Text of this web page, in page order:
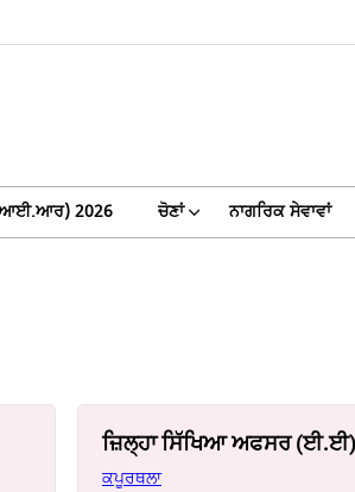
2026 ਚੋਣਾਂ ਨਾਗਰਿਕ ਸੇਵਾਵਾਂ
ਜ਼ਿਲ੍ਹਾ ਸਿੱਖਿਆ ਅਫਸਰ
ਕਪੂਰਥਲਾ